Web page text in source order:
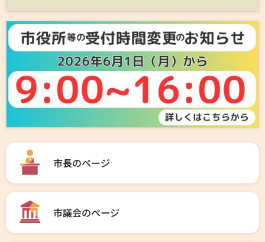
市長のページ
市議会のページ